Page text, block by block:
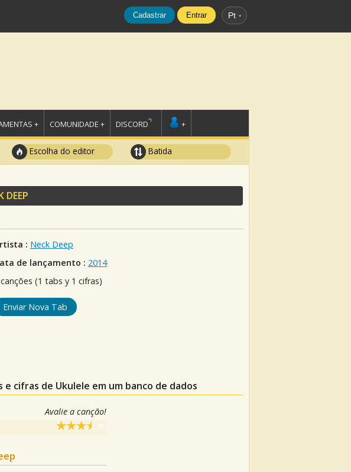
Cadastrar Entrar Pt
+ COMUNIDADE + DISCORD +
Escolha do editor Batida
DEEP
: Neck Deep
de lançamento : 2014
canções (1 tabs y 1 cifras)
Enviar Nova Tab
e cifras de Ukulele em um banco de dados
Avalie a canção!